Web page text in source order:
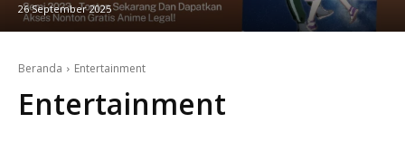
26 September 2025
Beranda Entertainment
Entertainment